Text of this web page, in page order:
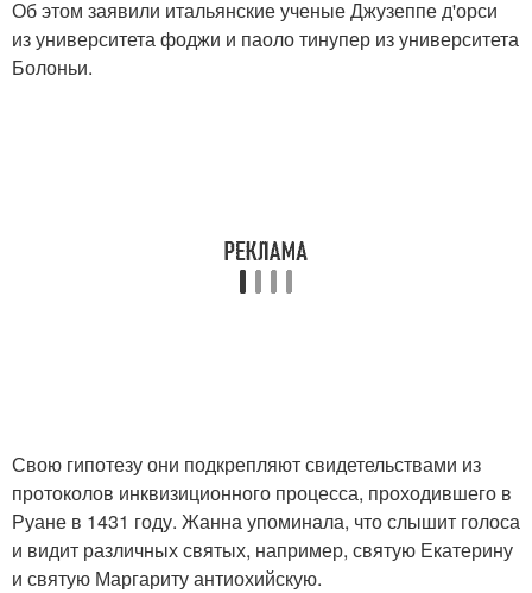
Об этом заявили итальянские ученые Джузеппе д'орси
из университета фоджи и паоло тинупер из университета
Болоньи.
Свою гипотезу они подкрепляют свидетельствами из
протоколов инквизиционного процесса, проходившего в
Руане в 1431 году. Жанна упоминала, что слышит голоса
и видит различных святых, например, святую Екатерину
и святую Маргариту антиохийскую.